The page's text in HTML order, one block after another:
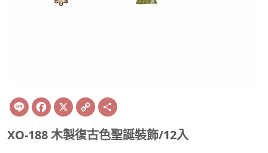
Line Facebook
X Copy
Link
XO-188 木製復古色聖誕裝飾/12入